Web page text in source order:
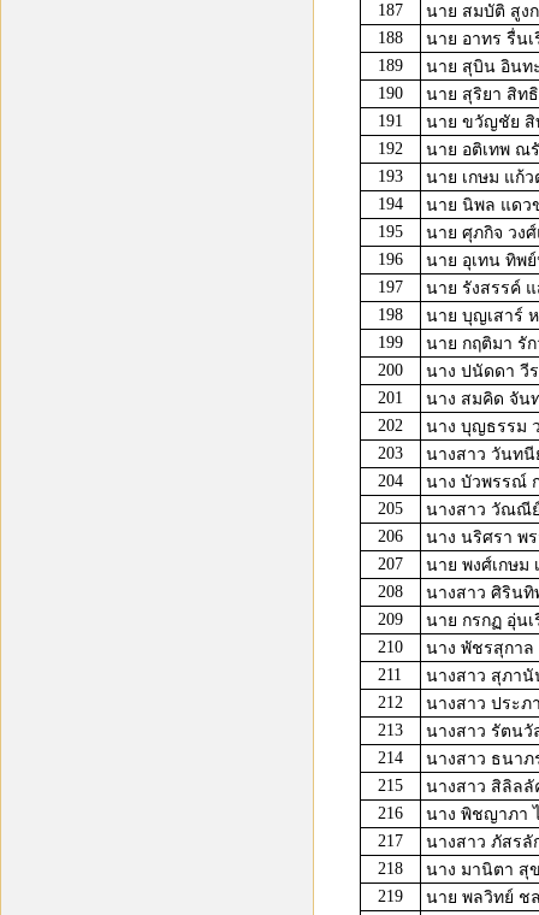
187
นาย สมบัติ สูง
188
นาย อาทร รื่นเ
189
นาย สุบิน อิน
190
นาย สุริยา สิท
191
นาย ขวัญชัย
192
นาย อติเทพ ณ
193
นาย เกษม แก้
194
นาย นิพล แดว
195
นาย ศุภกิจ วง
196
นาย อุเทน ทิพ
197
นาย รังสรรค์
198
นาย บุญเสาร์
199
นาย กฤติมา รัก
200
นาง ปนัดดา วี
201
นาง สมคิด จัน
202
นาง บุญธรรม
203
นางสาว วันทนี
204
นาง บัวพรรณ์
205
นางสาว วัณณี
206
นาง นริศรา พ
207
นาย พงศ์เกษม
208
นางสาว ศิรินทิ
209
นาย กรกฏ อุ่นเ
210
นาง พัชรสุกา
211
นางสาว สุภา
212
นางสาว ประภ
213
นางสาว รัตน
214
นางสาว ธนาภ
215
นางสาว สิลิล
216
นาง พิชญาภา
217
นางสาว ภัสร
218
นาง มานิตา สุ
219
นาย พลวิทย์ ช